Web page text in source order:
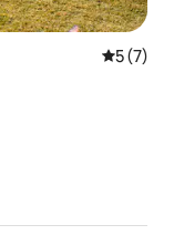
5 (7)